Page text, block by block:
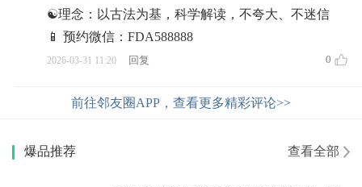
☯️理念：以古法为基，科学解读，不夸大、不迷信
📱 预约微信：FDA588888
0
2026-03-31 11:20 回复
前往邻友圈APP，查看更多精彩评论>>
爆品推荐 查看全部